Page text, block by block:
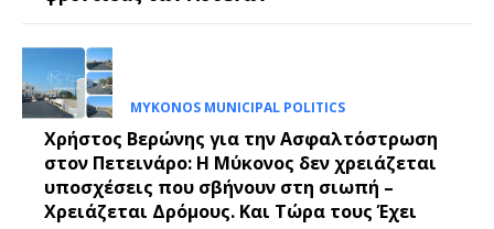
MYKONOS MUNICIPAL POLITICS
Χρήστος Βερώνης για την Ασφαλτόστρωση
στον Πετεινάρο: Η Μύκονος δεν χρειάζεται
υποσχέσεις που σβήνουν στη σιωπή –
Χρειάζεται Δρόμους. Και Τώρα τους Έχει